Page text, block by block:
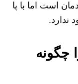
است اما با پا
ندارد.
چگونه